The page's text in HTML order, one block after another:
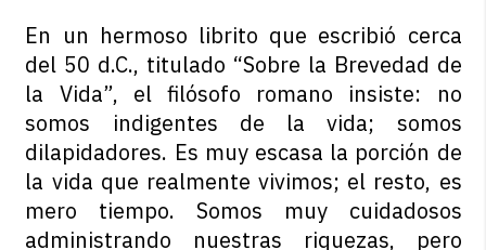
En un hermoso librito que escribió cerca
del 50 d.C., titulado “Sobre la Brevedad de
la Vida”, el filósofo romano insiste: no
somos indigentes de la vida; somos
dilapidadores. Es muy escasa la porción de
la vida que realmente vivimos; el resto, es
mero tiempo. Somos muy cuidadosos
administrando nuestras riquezas, pero